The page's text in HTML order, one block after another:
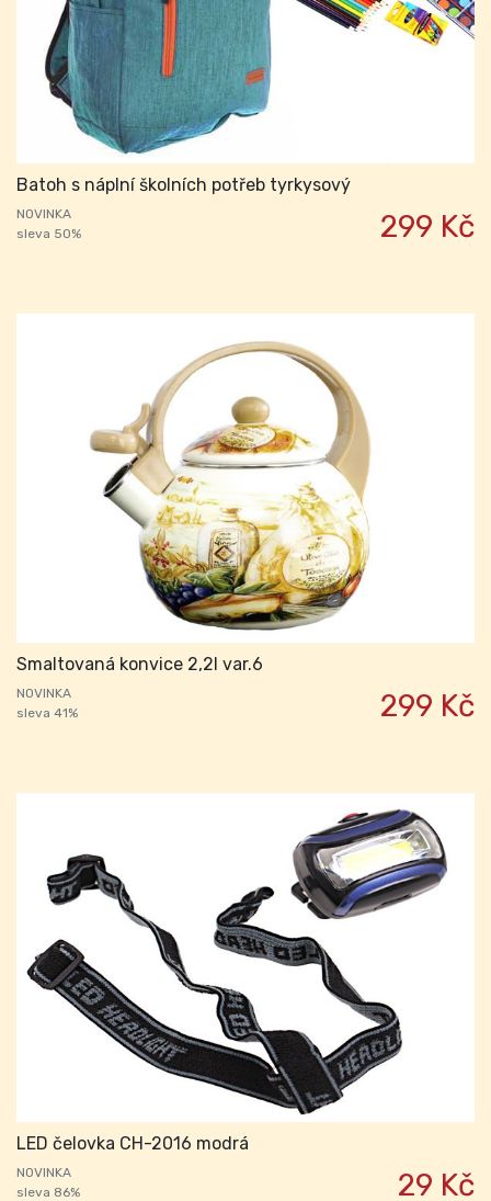
Batoh s náplní školních potřeb tyrkysový
NOVINKA
sleva 50%
299 Kč
Smaltovaná konvice 2,2l var.6
NOVINKA
sleva 41%
299 Kč
LED čelovka CH-2016 modrá
NOVINKA
sleva 86%
29 Kč